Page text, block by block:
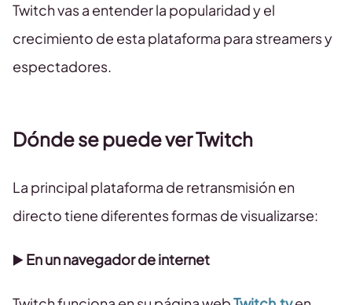
Twitch vas a entender la popularidad y el
crecimiento de esta plataforma para streamers y
espectadores.
Dónde se puede ver Twitch
La principal plataforma de retransmisión en
directo tiene diferentes formas de visualizarse:
▶️En un navegador de internet